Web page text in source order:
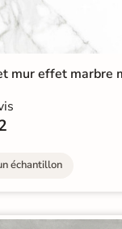
mur effet marbre
échantillon